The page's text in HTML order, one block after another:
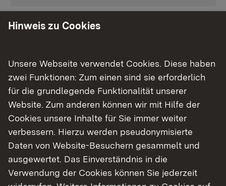
Hinweis zu Cookies
Unsere Webseite verwendet Cookies. Diese haben
zwei Funktionen: Zum einen sind sie erforderlich
für die grundlegende Funktionalität unserer
Website. Zum anderen können wir mit Hilfe der
Cookies unsere Inhalte für Sie immer weiter
verbessern. Hierzu werden pseudonymisierte
Daten von Website-Besuchern gesammelt und
ausgewertet. Das Einverständnis in die
Verwendung der Cookies können Sie jederzeit